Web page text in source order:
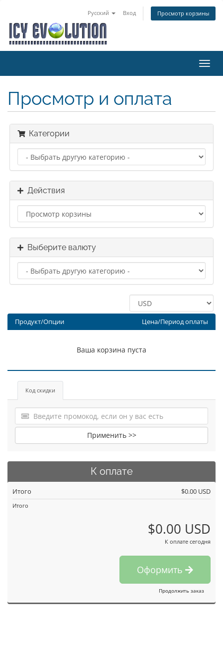
Русский Вход Просмотр корзины
Просмотр и оплата
Категории
Действия
Выберите валюту
Продукт/Опции Цена/Период оплаты
Ваша корзина пуста
Код скидки
Применить >>
К оплате
Итого $0.00 USD
Итого
$0.00 USD
К оплате сегодня
Оформить
Продолжить заказ